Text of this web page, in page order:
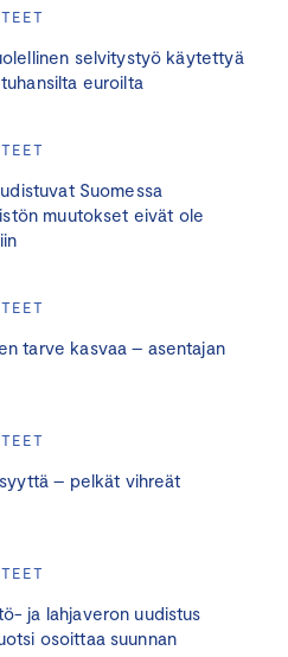
selvitystyö käytettyä
euroilta
Suomessa
muutokset eivät ole
tarve kasvaa – asentajan
– pelkät vihreät
ja lahjaveron uudistus
osoittaa suunnan